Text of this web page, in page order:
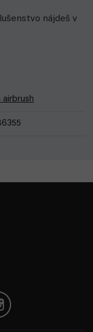
nájdeš v
airbrush